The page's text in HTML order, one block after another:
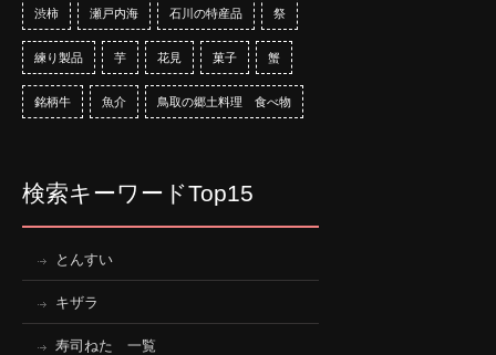
渋柿 瀬戸内海 石川の特産品 祭
練り製品 芋 花見 菓子 蟹
銘柄牛 魚介 鳥取の郷土料理 食べ物
検索キーワードTop15
とんすい
キザラ
寿司ねた 一覧